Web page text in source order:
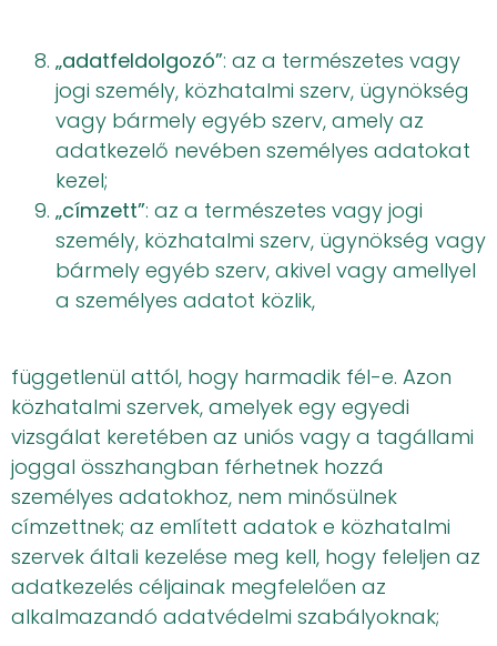
„adatfeldolgozó”: az a természetes vagy
jogi személy, közhatalmi szerv, ügynökség
vagy bármely egyéb szerv, amely az
adatkezelő nevében személyes adatokat
kezel;
„címzett”: az a természetes vagy jogi
személy, közhatalmi szerv, ügynökség vagy
bármely egyéb szerv, akivel vagy amellyel
a személyes adatot közlik,
függetlenül attól, hogy harmadik fél-e. Azon
közhatalmi szervek, amelyek egy egyedi
vizsgálat keretében az uniós vagy a tagállami
joggal összhangban férhetnek hozzá
személyes adatokhoz, nem minősülnek
címzettnek; az említett adatok e közhatalmi
szervek általi kezelése meg kell, hogy feleljen az
adatkezelés céljainak megfelelően az
alkalmazandó adatvédelmi szabályoknak;